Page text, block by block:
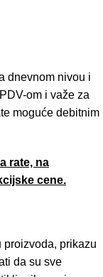
dnevnom nivou i
om i važe za
moguće debitnim
rate, na
cene.
proizvoda, prikazu
da su sve